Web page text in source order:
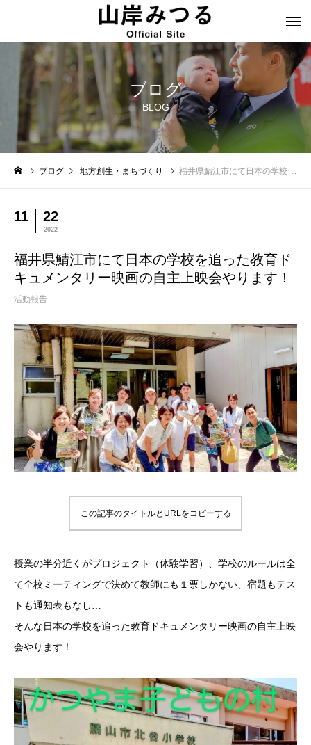
ブログ
BLOG
ブログ 地方創生・まちづくり 福井県鯖江市にて日本の学校を追った教育ドキュメンタリー映画の自主上映会やります！
11 22
2022
福井県鯖江市にて日本の学校を追った教育ド
キュメンタリー映画の自主上映会やります！
活動報告
この記事のタイトルとURLをコピーする
授業の半分近くがプロジェクト（体験学習）、学校のルールは全
て全校ミーティングで決めて教師にも１票しかない、宿題もテス
トも通知表もなし…
そんな日本の学校を追った教育ドキュメンタリー映画の自主上映
会やります！